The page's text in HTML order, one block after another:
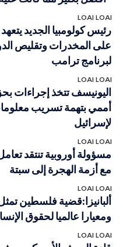
LOAI LOAI
رئيس كولومبيا الجديد
على المخدرات وتقليص
لبرنامج ترامب
LOAI LOAI
اليونيسف تتخذ إجراءات
أممي بتهمة تسريب
لإسرائيل
LOAI LOAI
مسؤولة أوروبية تنتقد
مع أزمة الهجرة إلى سبتة
LOAI LOAI
ألبانيزا:قضية فلسطين تمثل
ومعيارا عالميا لحقوق
LOAI LOAI